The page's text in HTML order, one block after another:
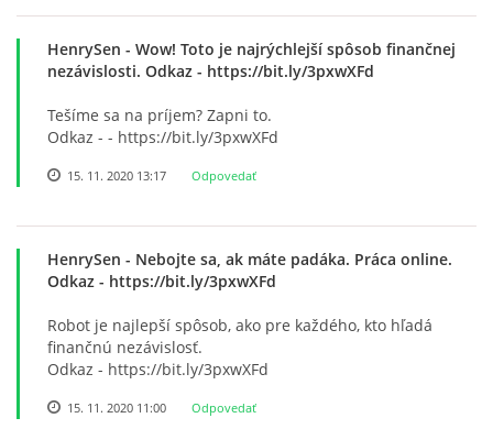
NADÁCIA VOLKSWAGEN SLOVAKIA
MEMORANDUM DIEŤAŤA
VEREJNÉ OBSTARÁVANIE
EUROROZPRÁVKY
2% Z DANE
HenrySen - Wow! Toto je najrýchlejší spôsob finančnej
nezávislosti. Odkaz - https://bit.ly/3pxwXFd
Tešíme sa na príjem? Zapni to.
Odkaz - - https://bit.ly/3pxwXFd
15. 11. 2020 13:17 Odpovedať
HenrySen - Nebojte sa, ak máte padáka. Práca online.
Odkaz - https://bit.ly/3pxwXFd
Robot je najlepší spôsob, ako pre každého, kto hľadá
finančnú nezávislosť.
Odkaz - https://bit.ly/3pxwXFd
15. 11. 2020 11:00 Odpovedať